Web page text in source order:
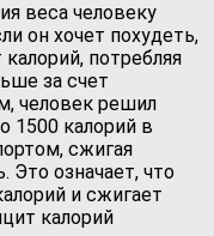
веса человеку
он хочет похудеть,
потребляя
за счет
человек решил
1500 калорий в
сжигая
Это означает, что
и сжигает
калорий